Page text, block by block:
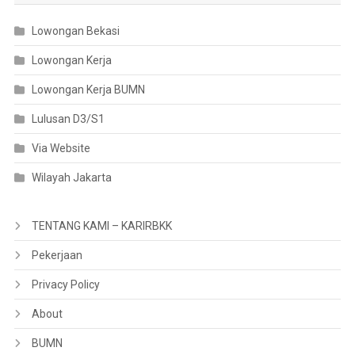
Lowongan Bekasi
Lowongan Kerja
Lowongan Kerja BUMN
Lulusan D3/S1
Via Website
Wilayah Jakarta
TENTANG KAMI – KARIRBKK
Pekerjaan
Privacy Policy
About
BUMN